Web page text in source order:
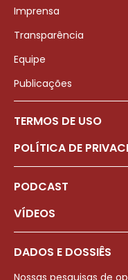
Imprensa
Transparência
Equipe
Publicações
TERMOS DE USO
POLÍTICA DE
PODCAST
VÍDEOS
DADOS E DOSSIÊS